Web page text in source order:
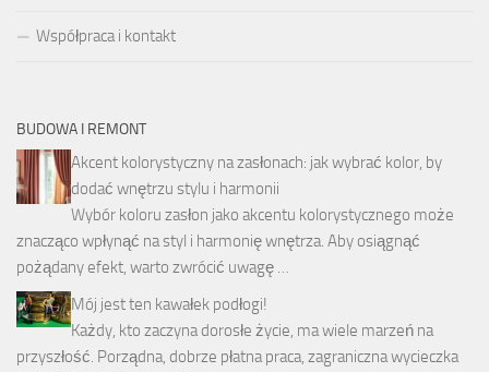
Współpraca i kontakt
BUDOWA I REMONT
Akcent kolorystyczny na zasłonach: jak wybrać kolor, by
dodać wnętrzu stylu i harmonii
Wybór koloru zasłon jako akcentu kolorystycznego może
znacząco wpłynąć na styl i harmonię wnętrza. Aby osiągnąć
pożądany efekt, warto zwrócić uwagę …
Mój jest ten kawałek podłogi!
Każdy, kto zaczyna dorosłe życie, ma wiele marzeń na
przyszłość. Porządna, dobrze płatna praca, zagraniczna wycieczka